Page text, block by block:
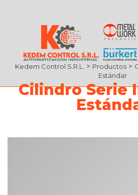
Kedem Control S.R.L. > Producto >
Estándar
Cilindro Serie